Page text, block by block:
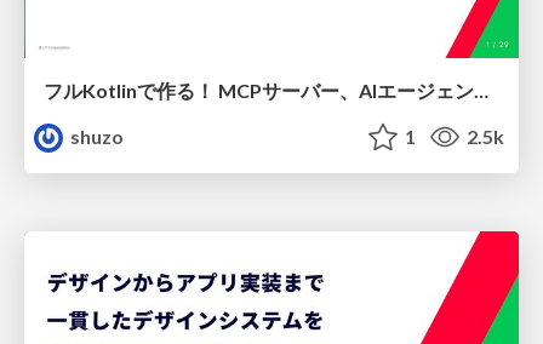
フルKotlinで作る！ MCPサーバー、AIエージェント、UIまで一気 通貫したAIエージェントシステム
shuzo
1 2.5k